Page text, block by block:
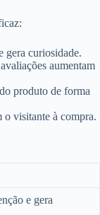
gera curiosidade.
aumentam
produto de forma
o visitante à compra.
e gera